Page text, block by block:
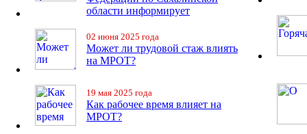
области информирует
02 июня 2025 года
Может ли трудовой стаж влиять
на МРОТ?
19 мая 2025 года
Как рабочее время влияет на
МРОТ?